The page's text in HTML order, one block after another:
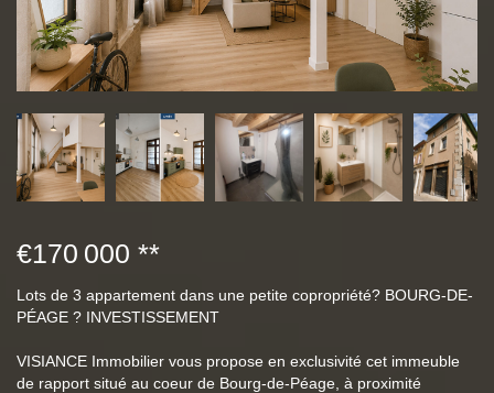
€170 000 **
Lots de 3 appartement dans une petite copropriété? BOURG-DE-
PÉAGE ? INVESTISSEMENT
VISIANCE Immobilier vous propose en exclusivité cet immeuble
de rapport situé au coeur de Bourg-de-Péage, à proximité